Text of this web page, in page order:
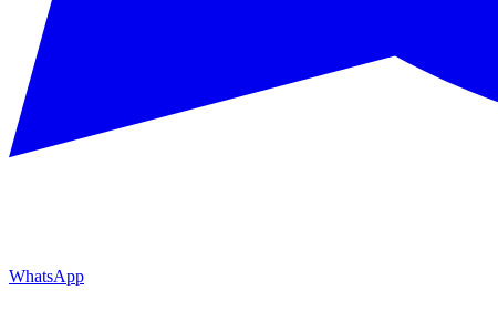
WhatsApp